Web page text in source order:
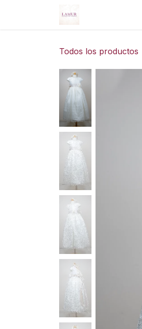
Todos los productos